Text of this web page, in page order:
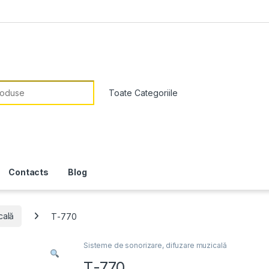
Contacts Blog
Т-770
Sisteme de sonorizare, difuzare muzicală